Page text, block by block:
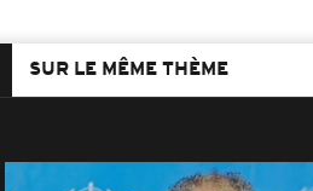
SUR LE MÊME THÈME